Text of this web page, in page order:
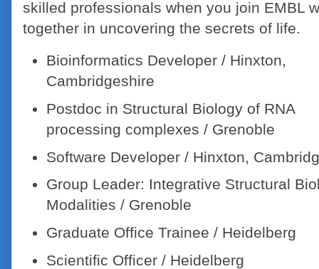
skilled professionals when you join EMBL
together in uncovering the secrets of life.
Bioinformatics Developer / Hinxton,
Cambridgeshire
Postdoc in Structural Biology of RNA
processing complexes / Grenoble
Software Developer / Hinxton,
Group Leader: Integrative Structural
Modalities / Grenoble
Graduate Office Trainee / Heidelberg
Scientific Officer / Heidelberg